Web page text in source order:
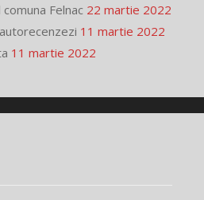
Felnac 22 martie 2022
11 martie 2022
11 martie 2022